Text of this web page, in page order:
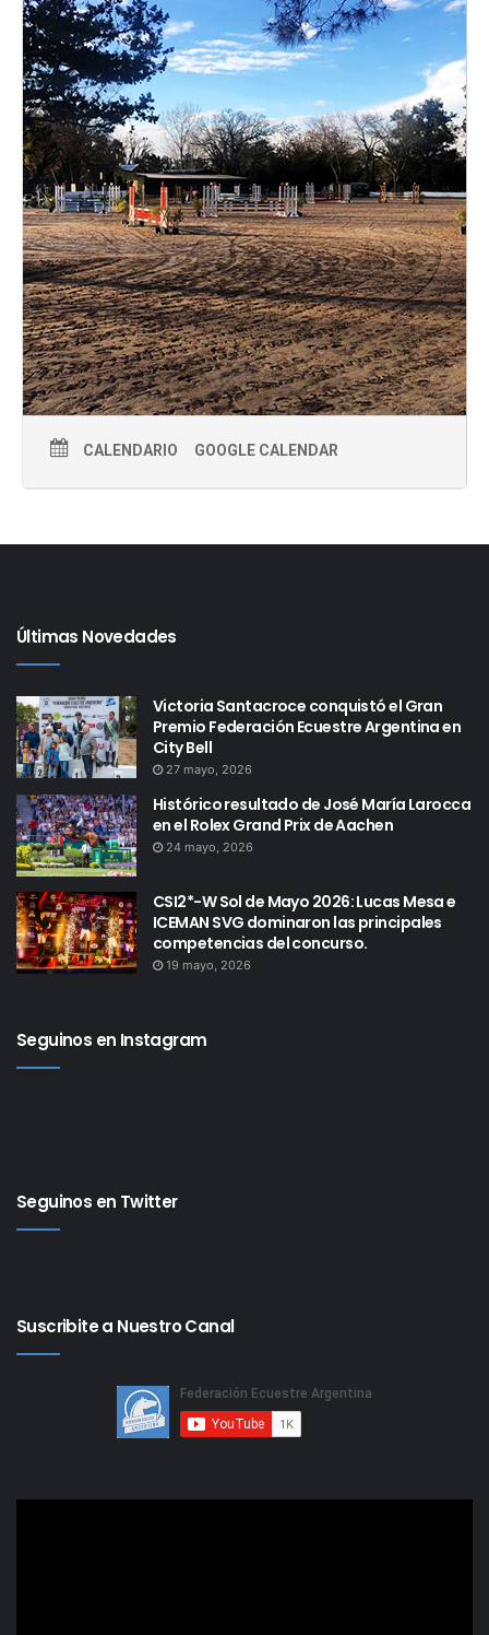
CALENDARIO GOOGLE CALENDAR
Últimas Novedades
Victoria Santacroce conquistó el Gran
Premio Federación Ecuestre Argentina en
City Bell
27 mayo, 2026
Histórico resultado de José María Larocca
en el Rolex Grand Prix de Aachen
24 mayo, 2026
CSI2*-W Sol de Mayo 2026: Lucas Mesa e
ICEMAN SVG dominaron las principales
competencias del concurso.
19 mayo, 2026
Seguinos en Instagram
Seguinos en Twitter
Suscribite a Nuestro Canal